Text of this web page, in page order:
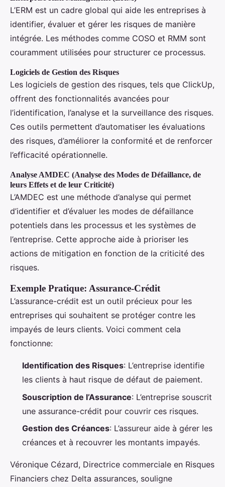
L’ERM est un cadre global qui aide les entreprises à
identifier, évaluer et gérer les risques de manière
intégrée. Les méthodes comme COSO et RMM sont
couramment utilisées pour structurer ce processus.
Logiciels de Gestion des Risques
Les logiciels de gestion des risques, tels que ClickUp,
offrent des fonctionnalités avancées pour
l’identification, l’analyse et la surveillance des risques.
Ces outils permettent d’automatiser les évaluations
des risques, d’améliorer la conformité et de renforcer
l’efficacité opérationnelle.
Analyse AMDEC (Analyse des Modes de Défaillance, de
leurs Effets et de leur Criticité)
L’AMDEC est une méthode d’analyse qui permet
d’identifier et d’évaluer les modes de défaillance
potentiels dans les processus et les systèmes de
l’entreprise. Cette approche aide à prioriser les
actions de mitigation en fonction de la criticité des
risques.
Exemple Pratique: Assurance-Crédit
L’assurance-crédit est un outil précieux pour les
entreprises qui souhaitent se protéger contre les
impayés de leurs clients. Voici comment cela
fonctionne:
Identification des Risques: L’entreprise identifie
les clients à haut risque de défaut de paiement.
Souscription de l’Assurance: L’entreprise souscrit
une assurance-crédit pour couvrir ces risques.
Gestion des Créances: L’assureur aide à gérer les
créances et à recouvrer les montants impayés.
Véronique Cézard, Directrice commerciale en Risques
Financiers chez Delta assurances, souligne